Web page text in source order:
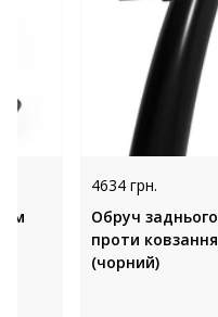
4634 грн.
Обруч
проти
(чорний)